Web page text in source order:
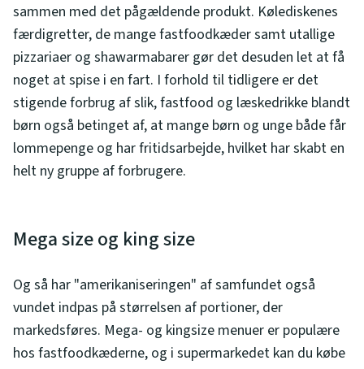
sammen med det pågældende produkt. Kølediskenes
færdigretter, de mange fastfoodkæder samt utallige
pizzariaer og shawarmabarer gør det desuden let at få
noget at spise i en fart. I forhold til tidligere er det
stigende forbrug af slik, fastfood og læskedrikke blandt
børn også betinget af, at mange børn og unge både får
lommepenge og har fritidsarbejde, hvilket har skabt en
helt ny gruppe af forbrugere.
Mega size og king size
Og så har "amerikaniseringen" af samfundet også
vundet indpas på størrelsen af portioner, der
markedsføres. Mega- og kingsize menuer er populære
hos fastfoodkæderne, og i supermarkedet kan du købe